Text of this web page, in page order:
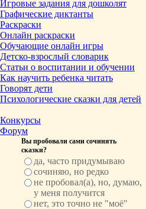
Игровые задания для дошколят
Графические диктанты
Раскраски
Онлайн раскраски
Обучающие онлайн игры
Детско-взрослый словарик
Статьи о воспитании и обучении
Как научить ребенка читать
Говорят дети
Психологические сказки для детей
Конкурсы
Форум
Вы пробовали сами сочинять
сказки?
да, часто придумываю
сочиняю, но редко
не пробовал(а), но, думаю,
у меня получится
нет, это точно не "моё"